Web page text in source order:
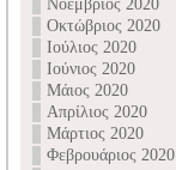
Νοέμβριος 2020
Οκτώβριος 2020
Ιούλιος 2020
Ιούνιος 2020
Μάιος 2020
Απρίλιος 2020
Μάρτιος 2020
Φεβρουάριος 2020